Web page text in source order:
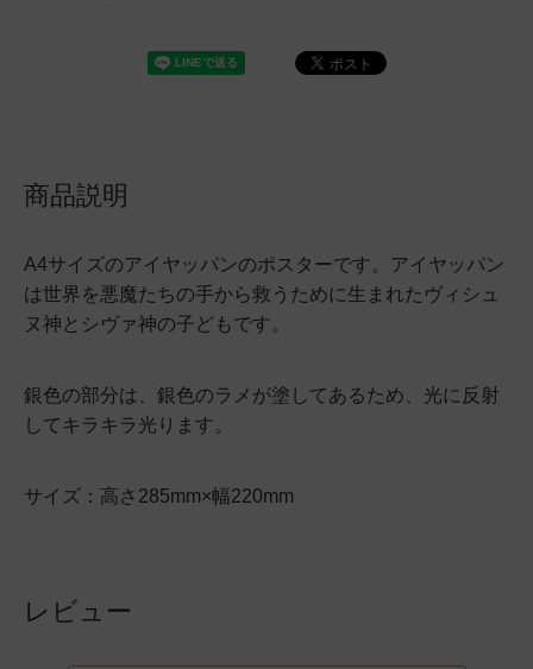
商品説明
A4サイズのアイヤッパンのポスターです。アイヤッパン
は世界を悪魔たちの手から救うために生まれたヴィシュ
ヌ神とシヴァ神の子どもです。
銀色の部分は、銀色のラメが塗してあるため、光に反射
してキラキラ光ります。
サイズ：高さ285mm×幅220mm
レビュー